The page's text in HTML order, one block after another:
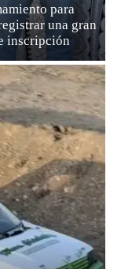
para
una gran
inscripción